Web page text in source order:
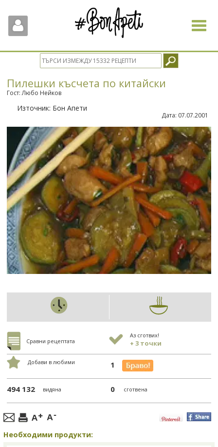
Toggle
Пилешки късчета по китайски
Гост: Любо Нейков
Източник: Бон Апети
Дата: 07.07.2001
Сравни рецептата
Аз сготвих!
+ 3 точки
Добави в любими 1
494 132 видяна 0 сготвена
Необходими продукти: